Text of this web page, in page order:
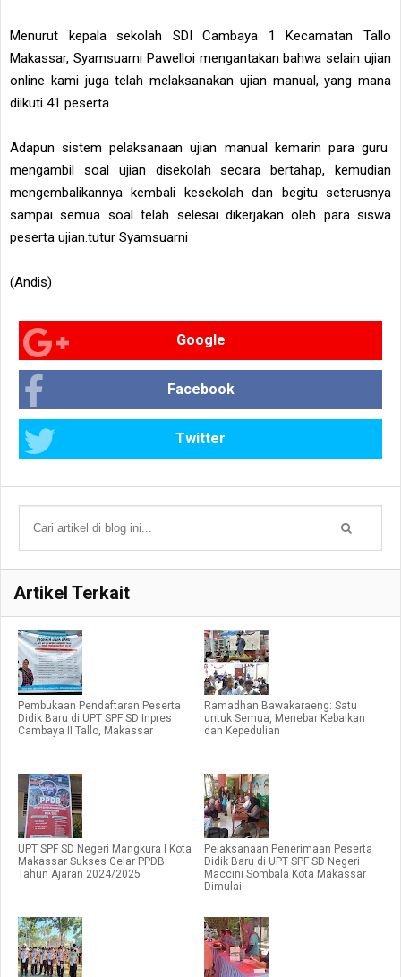
Menurut kepala sekolah SDI Cambaya 1 Kecamatan Tallo
Makassar, Syamsuarni Pawelloi mengantakan bahwa selain ujian
online kami juga telah melaksanakan ujian manual, yang mana
diikuti 41 peserta.
Adapun sistem pelaksanaan ujian manual kemarin para guru
mengambil soal ujian disekolah secara bertahap, kemudian
mengembalikannya kembali kesekolah dan begitu seterusnya
sampai semua soal telah selesai dikerjakan oleh para siswa
peserta ujian.tutur Syamsuarni
(Andis)
Google
Facebook
Twitter
Artikel Terkait
Pembukaan Pendaftaran Peserta
Didik Baru di UPT SPF SD Inpres
Cambaya II Tallo, Makassar
Ramadhan Bawakaraeng: Satu
untuk Semua, Menebar Kebaikan
dan Kepedulian
UPT SPF SD Negeri Mangkura I Kota
Makassar Sukses Gelar PPDB
Tahun Ajaran 2024/2025
Pelaksanaan Penerimaan Peserta
Didik Baru di UPT SPF SD Negeri
Maccini Sombala Kota Makassar
Dimulai